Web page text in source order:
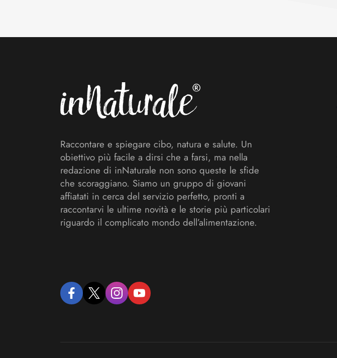
Raccontare e spiegare cibo, natura e salute. Un
obiettivo più facile a dirsi che a farsi, ma nella
redazione di inNaturale non sono queste le sfide
che scoraggiano. Siamo un gruppo di giovani
affiatati in cerca del servizio perfetto, pronti a
raccontarvi le ultime novità e le storie più particolari
riguardo il complicato mondo dell’alimentazione.
facebooktwitter instagramyoutube